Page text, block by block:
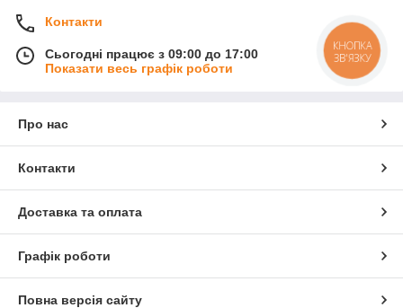
Контакти
Сьогодні працює з 09:00 до 17:00
Показати весь графік роботи
Про нас
Контакти
Доставка та оплата
Графік роботи
Повна версія сайту
КНОПКА
ЗВ'ЯЗКУ